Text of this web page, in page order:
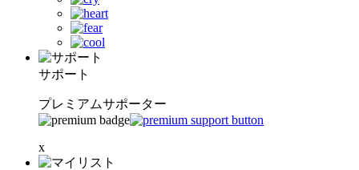
サポート
プレミアムサポーター
x